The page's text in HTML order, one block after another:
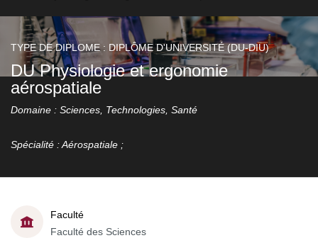
TYPE DE DIPLOME : DIPLÔME D'UNIVERSITÉ (DU-DIU)
DU Physiologie et ergonomie
aérospatiale
Domaine : Sciences, Technologies, Santé
Spécialité : Aérospatiale ;
Faculté
Faculté des Sciences